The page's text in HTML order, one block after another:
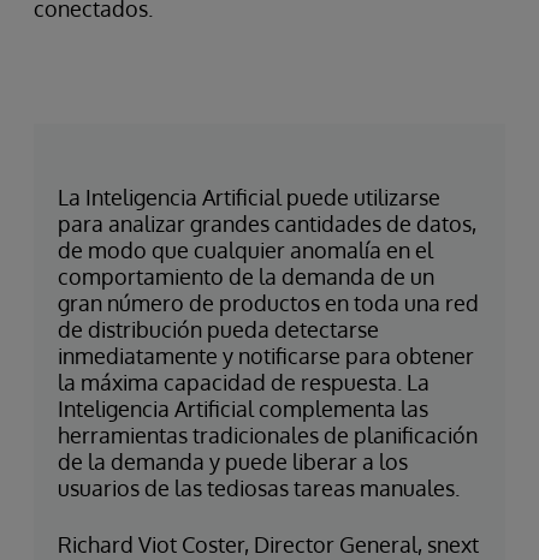
conectados.
La Inteligencia Artificial puede utilizarse
para analizar grandes cantidades de datos,
de modo que cualquier anomalía en el
comportamiento de la demanda de un
gran número de productos en toda una red
de distribución pueda detectarse
inmediatamente y notificarse para obtener
la máxima capacidad de respuesta. La
Inteligencia Artificial complementa las
herramientas tradicionales de planificación
de la demanda y puede liberar a los
usuarios de las tediosas tareas manuales.
Richard Viot Coster, Director General, snext